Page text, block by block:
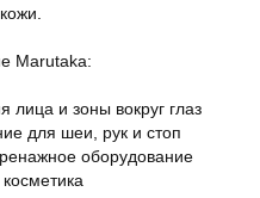
Marutaka:
и зоны вокруг глаз
для шеи, рук и стоп
оборудование